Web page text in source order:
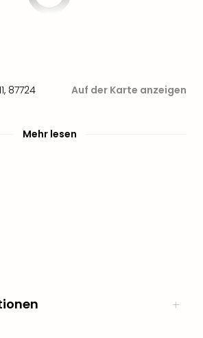
, 87724
Auf der Karte anzeigen
Mehr lesen